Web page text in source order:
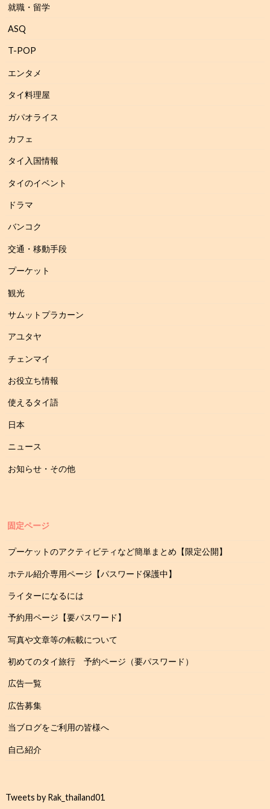
就職・留学
ASQ
T-POP
エンタメ
タイ料理屋
ガパオライス
カフェ
タイ入国情報
タイのイベント
ドラマ
バンコク
交通・移動手段
プーケット
観光
サムットプラカーン
アユタヤ
チェンマイ
お役立ち情報
使えるタイ語
日本
ニュース
お知らせ・その他
固定ページ
プーケットのアクティビティなど簡単まとめ【限定公開】
ホテル紹介専用ページ【パスワード保護中】
ライターになるには
予約用ページ【要パスワード】
写真や文章等の転載について
初めてのタイ旅行 予約ページ（要パスワード）
広告一覧
広告募集
当ブログをご利用の皆様へ
自己紹介
Tweets by Rak_thailand01